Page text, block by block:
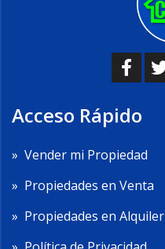
Acceso Rápido
» Vender mi Propiedad
» Propiedades en Venta
» Propiedades en Alquiler